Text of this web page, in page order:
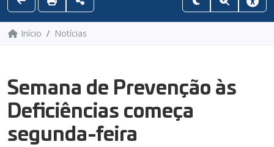
Início Notícias
Semana de Prevenção às
Deficiências começa
segunda-feira